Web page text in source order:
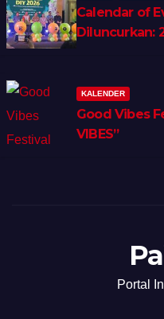
Calendar of
Diluncurkan:
KALENDER
Good Vibes
VIBES”
Portal